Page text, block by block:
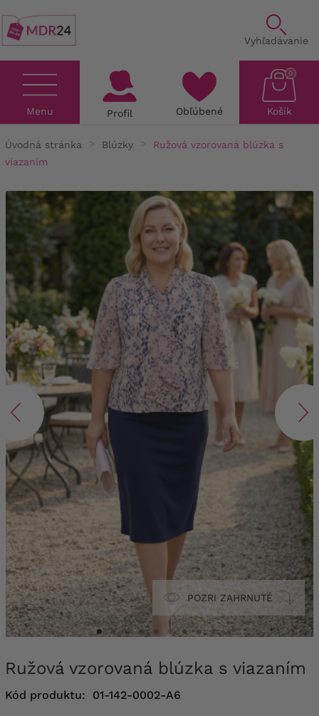
Vyhľadávanie
Menu Profil Obľúbené Košík
0
Úvodná stránka Blúzky
Ružová vzorovaná blúzka s
viazaním
POZRI ZAHRNUTÉ
Ružová vzorovaná blúzka s viazaním
Kód produktu: 01-142-0002-A6